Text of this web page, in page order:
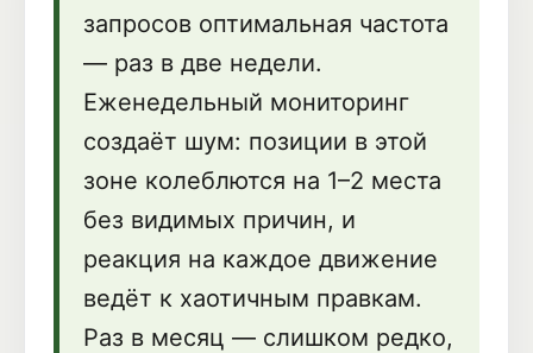
запросов оптимальная частота
— раз в две недели.
Еженедельный мониторинг
создаёт шум: позиции в этой
зоне колеблются на 1–2 места
без видимых причин, и
реакция на каждое движение
ведёт к хаотичным правкам.
Раз в месяц — слишком редко,